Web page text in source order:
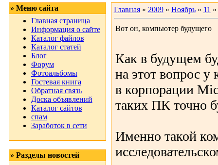
» Меню сайта
Главная страница
Информация о сайте
Каталог файлов
Каталог статей
Блог
Форум
Фотоальбомы
Гостевая книга
Обратная связь
Доска объявлений
Каталог сайтов
спам
Заработок в сети
» Разделы новостей
Главная» 2009 » Ноябрь » 11
Вот он, компьютер будущего
Как в будущем
на этот вопрос у
в корпорации
таких ПК точно
Именно такой